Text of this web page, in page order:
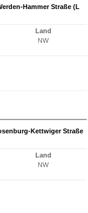
Hammer Straße (L
Land
NW
Kettwiger Straße
Land
NW